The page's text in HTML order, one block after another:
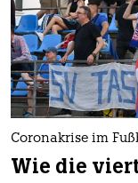
Coronakrise im
Wie die